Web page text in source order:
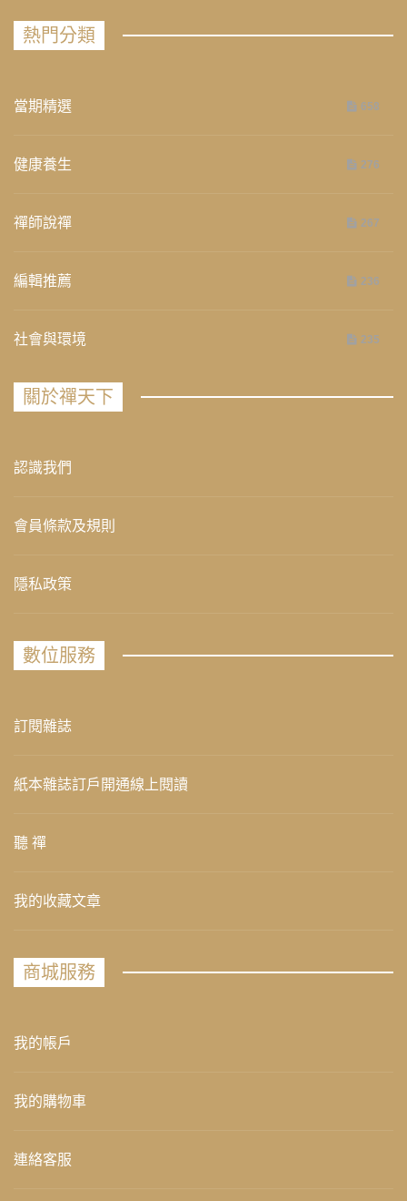
熱門分類
當期精選 658
健康養生 276
禪師說禪 267
編輯推薦 236
社會與環境 235
關於禪天下
認識我們
會員條款及規則
隱私政策
數位服務
訂閱雜誌
紙本雜誌訂戶開通線上閱讀
聽 禪
我的收藏文章
商城服務
我的帳戶
我的購物車
連絡客服